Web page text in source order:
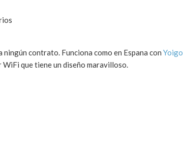
ningún contrato. Funciona como en Espana con Yoigo
que tiene un diseño maravilloso.